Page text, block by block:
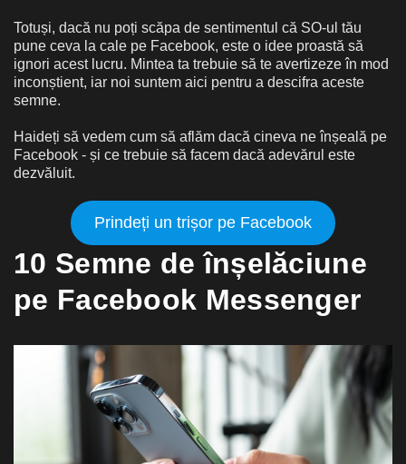
Totuși, dacă nu poți scăpa de sentimentul că SO-ul tău
pune ceva la cale pe Facebook, este o idee proastă să
ignori acest lucru. Mintea ta trebuie să te avertizeze în mod
inconștient, iar noi suntem aici pentru a descifra aceste
semne.
Haideți să vedem cum să aflăm dacă cineva ne înșeală pe
Facebook - și ce trebuie să facem dacă adevărul este
dezvăluit.
Prindeți un trișor pe Facebook
10 Semne de înșelăciune
pe Facebook Messenger